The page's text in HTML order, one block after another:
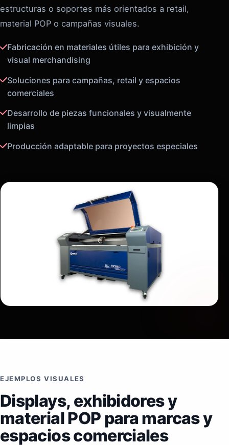
estructuras o soportes más orientados a retail,
material POP o campañas visuales.
Fabricación en materiales útiles para exhibición y
visual merchandising
Soluciones para campañas, retail y espacios
comerciales
Desarrollo de piezas funcionales y visualmente
limpias
Producción adaptable para proyectos especiales
EJEMPLOS VISUALES
Displays, exhibidores y
material POP para marcas y
espacios comerciales